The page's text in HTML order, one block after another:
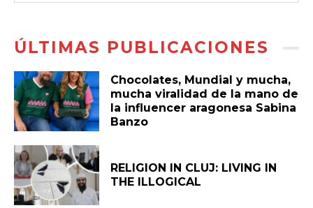
ÚLTIMAS PUBLICACIONES
Chocolates, Mundial y mucha,
mucha viralidad de la mano de
la influencer aragonesa Sabina
Banzo
RELIGION IN CLUJ: LIVING IN
THE ILLOGICAL